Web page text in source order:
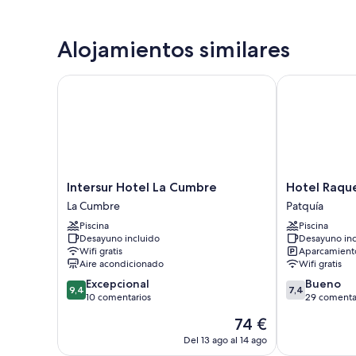
Alojamientos similares
Intersur
Hotel
La
Cumbre
La
Cumbre
Intersur Hotel La Cumbre
La Cumbre
Piscina
Desayuno incluido
Wifi gratis
Aire acondicionado
9.4
sobre
9,4 Excepcional
10 comentarios
El
precio
actual
74 €
Del 13 ago al 14 ago
Intersur Hotel La Cumbre
Hotel
Raquelito
Patquía
Hotel
Patquía
Piscina
Desayuno
Wifi gratis
7.4
sobre
7,4 Bueno
29
Hotel